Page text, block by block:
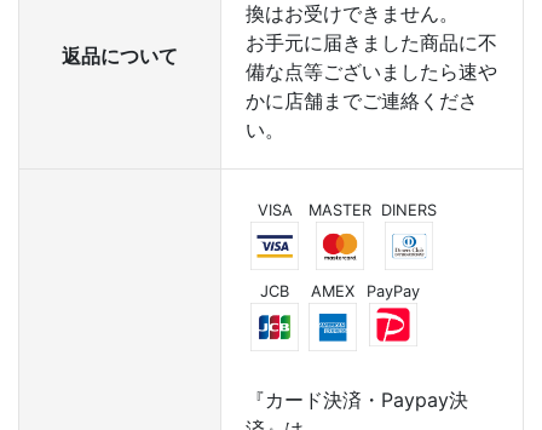
返品について
換はお受けできません。
お手元に届きました商品に不
備な点等ございましたら速や
かに店舗までご連絡くださ
い。
VISA MASTER DINERS
JCB AMEX PayPay
『カード決済・Paypay決